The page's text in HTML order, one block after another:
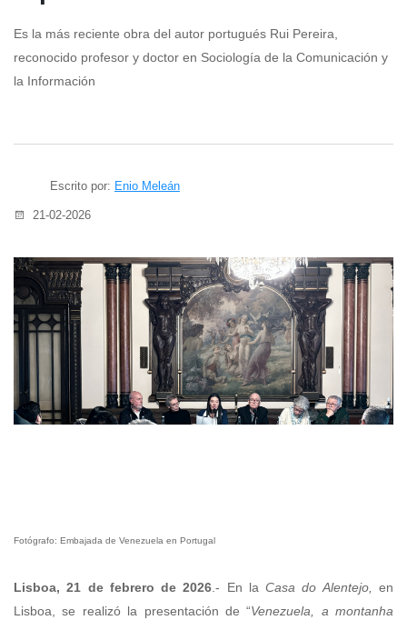
Es la más reciente obra del autor portugués Rui Pereira,
reconocido profesor y doctor en Sociología de la Comunicación y
la Información
Escrito por: Enio Meleán
21-02-2026
Fotógrafo: Embajada de Venezuela en Portugal
Lisboa, 21 de febrero de 2026 .- En laCasa do Alentejo,
en
Lisboa, se realizó la presentación de “Venezuela, a montanha